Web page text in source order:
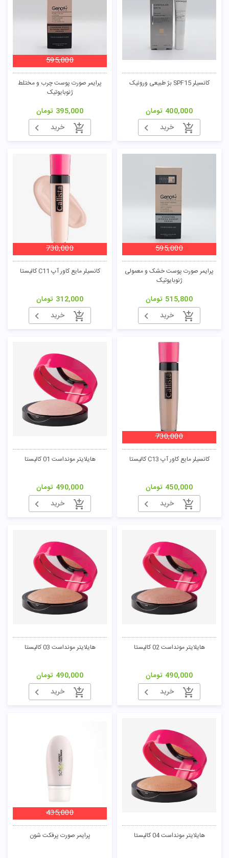
کانسیلر SPF15 بژ طبیعی ورونیک
400,000 تومان
خرید
پرایمر صورت پوست چرب و مختلط
ژنوبایوتیک
595,000
395,000 تومان
خرید
پرایمر صورت پوست خشک و معمولی
ژنوبایوتیک
595,000
515,800 تومان
خرید
کانسیلر مایع کاور آپ C11 کالیستا
730,000
312,000 تومان
خرید
کانسیلر مایع کاور آپ C13 کالیستا
730,000
450,000 تومان
خرید
هایلایتر مونداست 01 کالیستا
490,000 تومان
خرید
هایلایتر مونداست 02 کالیستا
490,000 تومان
خرید
هایلایتر مونداست 03 کالیستا
490,000 تومان
خرید
هایلایتر مونداست 04 کالیستا پرایمر صورت پرفکت شون
435,000
تومان